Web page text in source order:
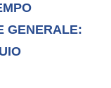
GENERALE: